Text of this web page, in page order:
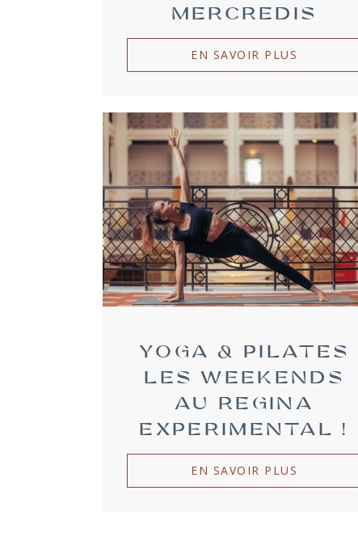
MERCREDIS
EN SAVOIR PLUS
YOGA & PILATES
LES WEEKENDS
AU REGINA
EXPERIMENTAL !
EN SAVOIR PLUS